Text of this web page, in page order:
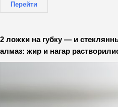
Перейти
2 ложки на губку — и
алмаз: жир и нагар